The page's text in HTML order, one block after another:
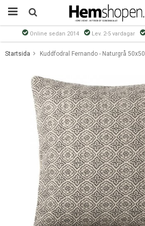
Online sedan 2014 Lev. 2-5 vardagar
Startsida Kuddfodral Fernando - Naturgrå 50x50